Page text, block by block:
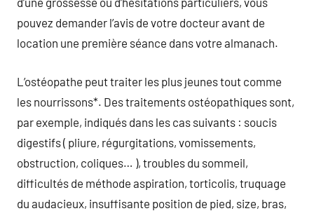
pouvez demander l’avis de votre docteur avant de
location une première séance dans votre almanach.
L’ostéopathe peut traiter les plus jeunes tout comme
les nourrissons*. Des traitements ostéopathiques sont,
par exemple, indiqués dans les cas suivants : soucis
digestifs ( pliure, régurgitations, vomissements,
obstruction, coliques… ), troubles du sommeil,
difficultés de méthode aspiration, torticolis, truquage
du audacieux, insuffisante position de pied, size, bras,